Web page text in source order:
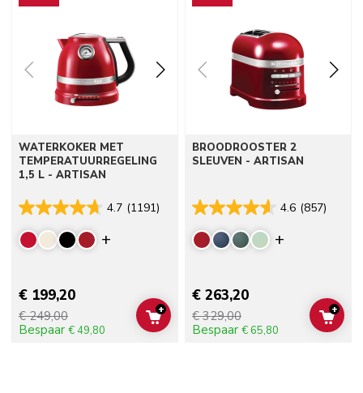
WATERKOKER MET
TEMPERATUURREGELING
1,5 L - ARTISAN
4.7 (1191)
Display more colors
€ 199,20
€ 249,00
Bespaar € 49,80
ADD TO CART
+
BROODROOSTER 2
SLEUVEN - ARTISAN
4.6 (857)
Display
€ 263,20
€ 329,00
Bespaar € 65,80
ADD
+